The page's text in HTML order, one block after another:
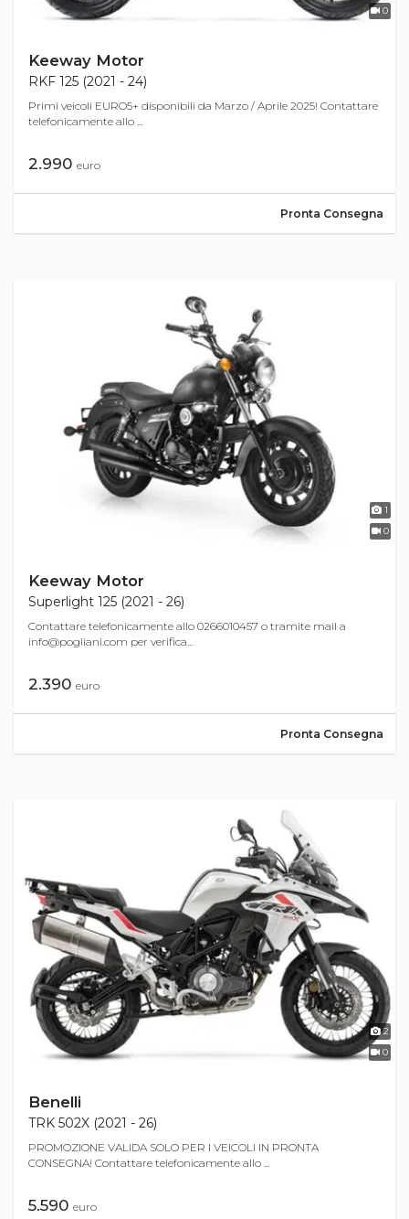
0
Keeway Motor
RKF 125 (2021 - 24)
Primi veicoli EURO5+ disponibili da Marzo / Aprile 2025! Contattare
telefonicamente allo ...
2.990 euro
Pronta Consegna
1
0
Keeway Motor
Superlight 125 (2021 - 26)
Contattare telefonicamente allo 0266010457 o tramite mail a
info@pogliani.com per verifica...
2.390 euro
Pronta Consegna
2
0
Benelli
TRK 502X (2021 - 26)
PROMOZIONE VALIDA SOLO PER I VEICOLI IN PRONTA
CONSEGNA! Contattare telefonicamente allo ...
5.590 euro